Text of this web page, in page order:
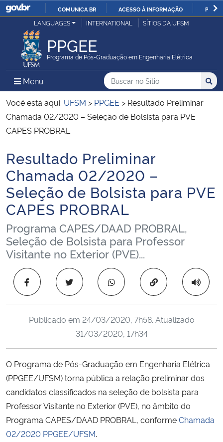
IR
COMUNICA BR ACESSO À INFORMAÇÃO
Ministério da Justiça e Segurança Pública
Ministério da Defesa
Ministério das Relações Exteriores
Ministério da Economia
Ministério da Infraestrutura
Ministério da Agricultura, Pecuária e Abastecimento
Ministério da Educação
Ministério da Cidadania
Ministério da Saúde
Ministério de Minas e Energia
Ministério do Meio Ambiente
Ministério do Turismo
Ministério do Desenvolvimento Regional
Controladoria-Geral da União
LANGUAGES INTERNATIONAL SÍTIOS DA UFSM
PPGEE
Programa de Pós-Graduação em Engenharia Elétrica
Menu Menu Principal do Sítio
Busca
Buscar no no Sítio
Busca:
Você está aqui: UFSM > PPGEE > Resultado Preliminar
Chamada 02/2020 – Seleção de Bolsista para PVE
CAPES PROBRAL
Início do conteúdo
Resultado Preliminar
Chamada 02/2020 –
Seleção de Bolsista para PVE
CAPES PROBRAL
Programa CAPES/DAAD PROBRAL,
Seleção de Bolsista para Professor
Visitante no Exterior (PVE)...
Copiar para área
Publicado em 24/03/2020, 7h58. Atualizado
31/03/2020, 17h34
O Programa de Pós-Graduação em Engenharia Elétrica
(PPGEE/UFSM) torna pública a relação preliminar dos
candidatos classificados na seleção de bolsista para
Professor Visitante no Exterior (PVE), no âmbito do
Programa CAPES/DAAD PROBRAL, conformeChamada
02/2020 PPGEE/UFSM.